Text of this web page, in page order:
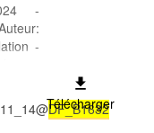
-
-
-
DF_B1632
Télécharger